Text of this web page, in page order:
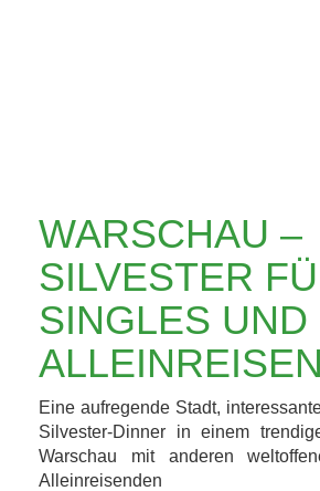
WARSCHAU –
SILVESTER
SINGLES UND
Eine aufregende Stadt,
Silvester-Dinner in einem
Warschau mit anderen
Alleinreisenden